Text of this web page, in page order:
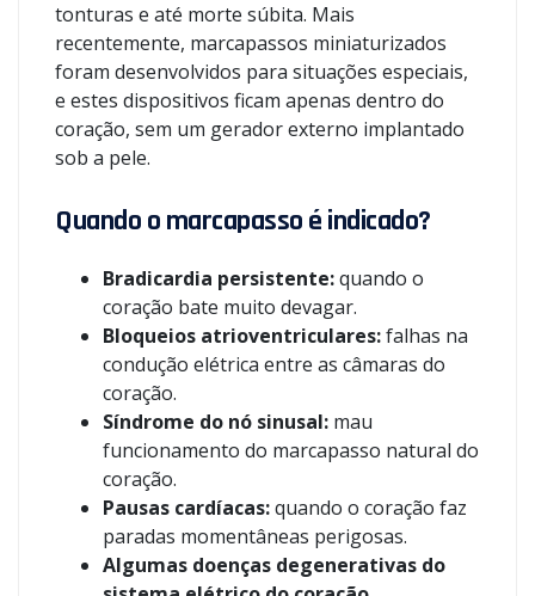
tonturas e até morte súbita. Mais
recentemente, marcapassos miniaturizados
foram desenvolvidos para situações especiais,
e estes dispositivos ficam apenas dentro do
coração, sem um gerador externo implantado
sob a pele.
Quando o marcapasso é indicado?
Bradicardia persistente:quando o
coração bate muito devagar.
Bloqueios atrioventriculares:falhas na
condução elétrica entre as câmaras do
coração.
Síndrome do nó sinusal: mau
funcionamento do marcapasso natural do
coração.
Pausas cardíacas:quando o coração faz
paradas momentâneas perigosas.
Algumas doenças degenerativas do